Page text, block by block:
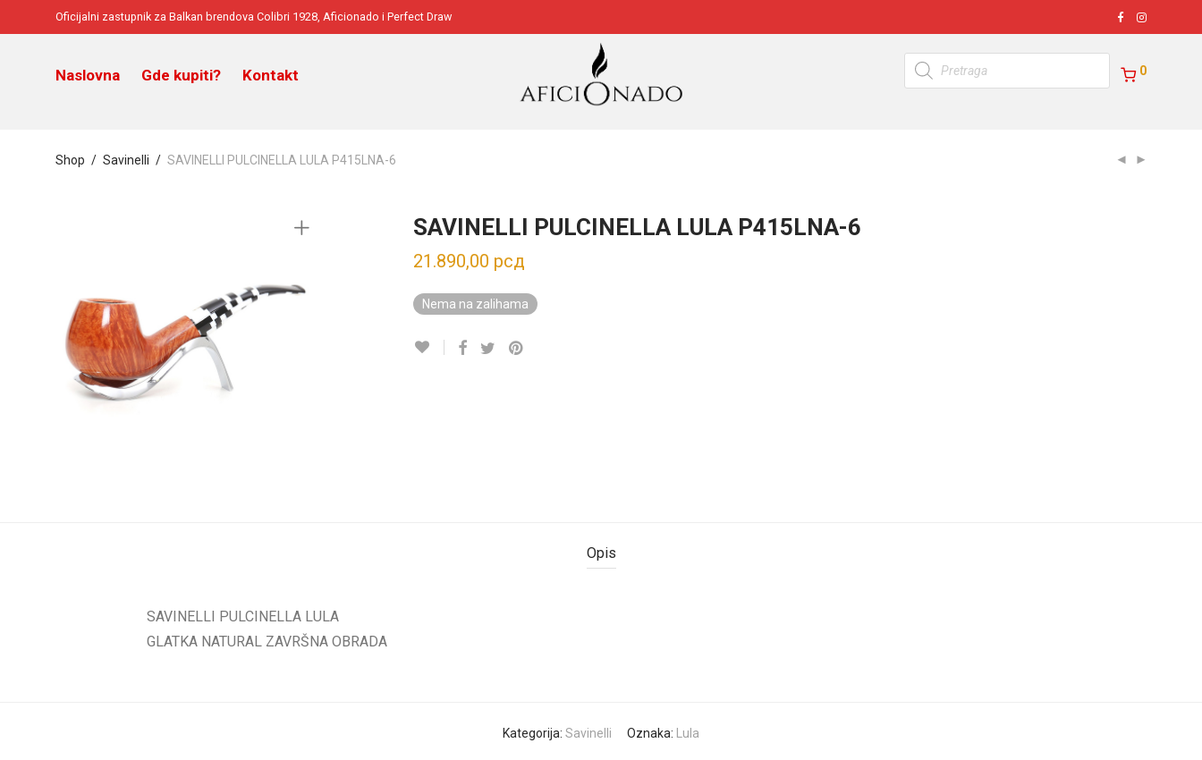
Oficijalni zastupnik za Balkan brendova Colibri 1928, Aficionado i Perfect Draw
Naslovna Gde kupiti? Kontakt
Products
search
0
Shop / Savinelli / SAVINELLI PULCINELLA LULA P415LNA-6
SAVINELLI PULCINELLA LULA P415LNA-6
21.890,00 рсд
Nema na zalihama
Opis
SAVINELLI PULCINELLA LULA
GLATKA NATURAL ZAVRŠNA OBRADA
Kategorija: Savinelli Oznaka: Lula